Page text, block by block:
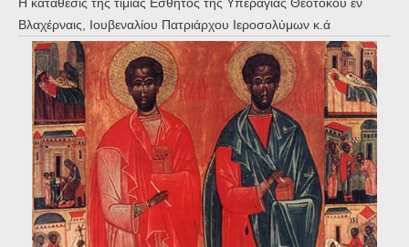
Βλαχέρναις, Ιουβεναλίου Πατριάρχου Ιεροσολύμων κ.ά